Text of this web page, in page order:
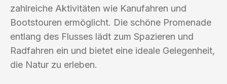
zahlreiche Aktivitäten wie Kanufahren und
Bootstouren ermöglicht. Die schöne Promenade
entlang des Flusses lädt zum Spazieren und
Radfahren ein und bietet eine ideale Gelegenheit,
die Natur zu erleben.